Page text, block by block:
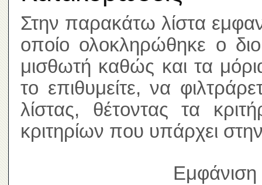
Στην παρακάτω λίστα
οποίο ολοκληρώθηκε ο
μισθωτή καθώς και τα
το επιθυμείτε, να
λίστας, θέτοντας τα
κριτηρίων που υπάρχει